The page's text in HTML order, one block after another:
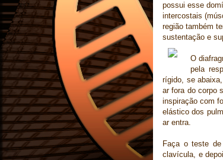
possui esse
intercostais
região também
sustentação e
O
pela
rígido, se
ar fora do corpo
inspiração com
elástico dos
ar entra.
Faça o teste
clavícula, e